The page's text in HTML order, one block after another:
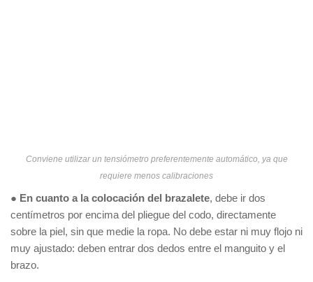
Conviene utilizar un tensiómetro preferentemente automático, ya que
requiere menos calibraciones
● En cuanto a la colocación del brazalete, debe ir dos
centímetros por encima del pliegue del codo, directamente
sobre la piel, sin que medie la ropa. No debe estar ni muy flojo ni
muy ajustado: deben entrar dos dedos entre el manguito y el
brazo.